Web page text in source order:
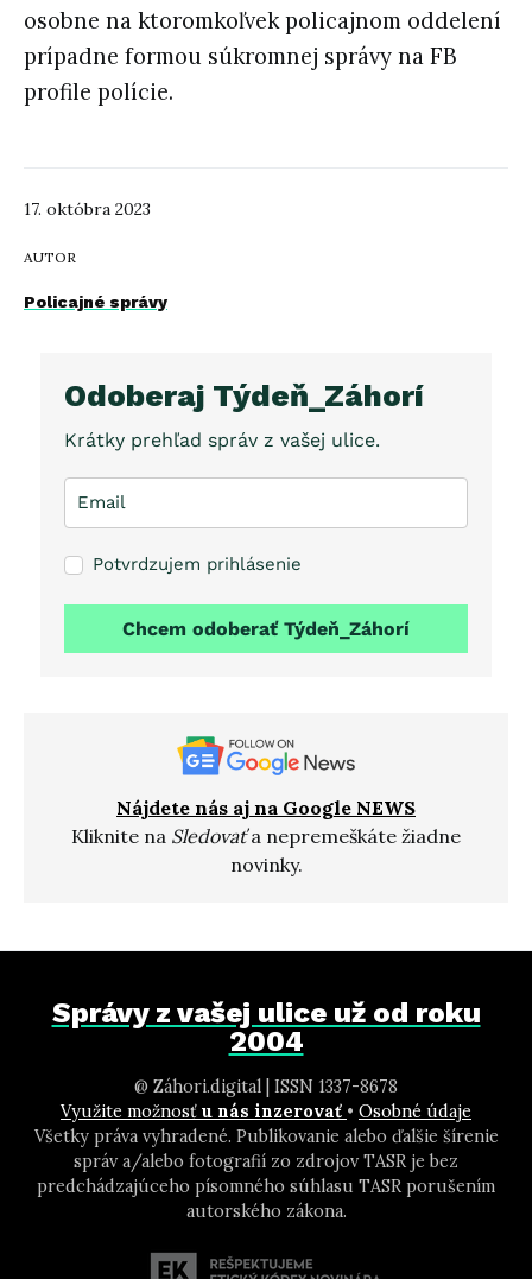
17. októbra 2023
AUTOR
Policajné správy
osobne na ktoromkoľvek policajnom oddelení
prípadne formou súkromnej správy na FB
profile polície.
Odoberaj Týdeň_Záhorí
Krátky prehľad správ z vašej ulice.
Potvrdzujem prihlásenie
Chcem odoberať Týdeň_Záhorí
Nájdete nás aj na Google NEWS
Kliknite na Sledovaťa nepremeškáte žiadne
novinky.
Správy z vašej ulice už od roku
2004
@ Záhori.digital | ISSN 1337-8678
Využite možnosť u nás inzerovať • Osobné údaje
Všetky práva vyhradené. Publikovanie alebo ďalšie šírenie
správ a/alebo fotografií zo zdrojov TASR je bez
predchádzajúceho písomného súhlasu TASR porušením
autorského zákona.